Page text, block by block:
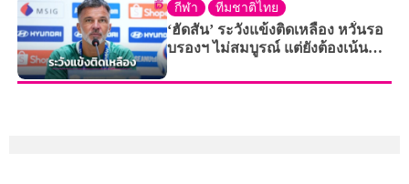
กีฬา ทีมชาติไทย
‘ฮัดสัน’ ระวังแข้งติดเหลือง หวั่นรอ
บรองฯ ไม่สมบูรณ์ แต่ยังต้องเน้น
ชนะ ‘เมียนมา’